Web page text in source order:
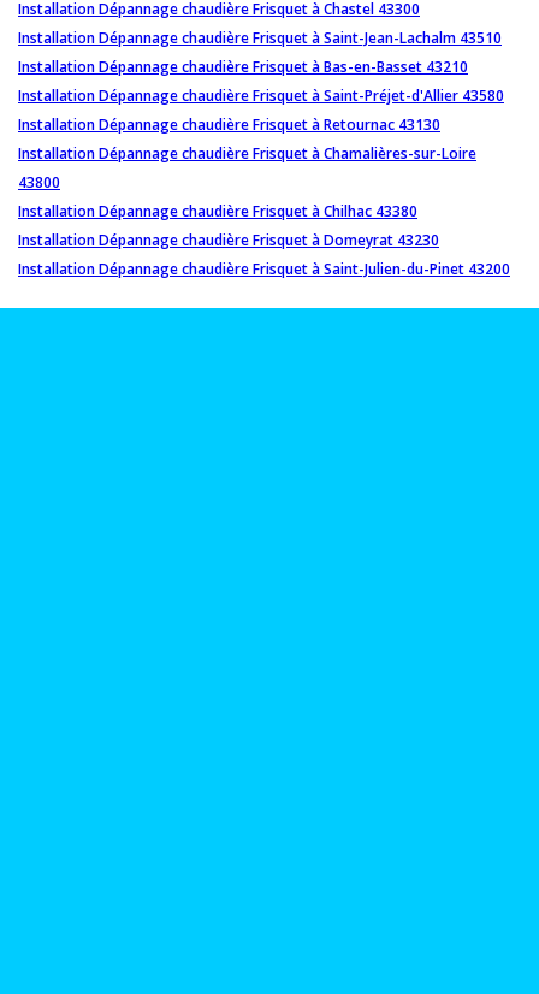
Installation Dépannage chaudière Frisquet à Chastel 43300
Installation Dépannage chaudière Frisquet à Saint-Jean-Lachalm 43510
Installation Dépannage chaudière Frisquet à Bas-en-Basset 43210
Installation Dépannage chaudière Frisquet à Saint-Préjet-d'Allier 43580
Installation Dépannage chaudière Frisquet à Retournac 43130
Installation Dépannage chaudière Frisquet à Chamalières-sur-Loire
43800
Installation Dépannage chaudière Frisquet à Chilhac 43380
Installation Dépannage chaudière Frisquet à Domeyrat 43230
Installation Dépannage chaudière Frisquet à Saint-Julien-du-Pinet 43200